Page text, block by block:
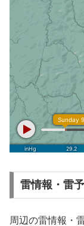
雷情報・雷
周辺の雷情報・